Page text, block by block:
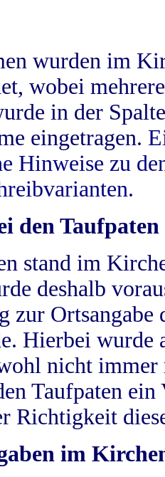
wurden im
wobei
in der
eingetragen.
Hinweise zu
den Taufpaten
stand im
deshalb
zur
Hierbei wurde
nicht
Taufpaten
Richtigkeit
im